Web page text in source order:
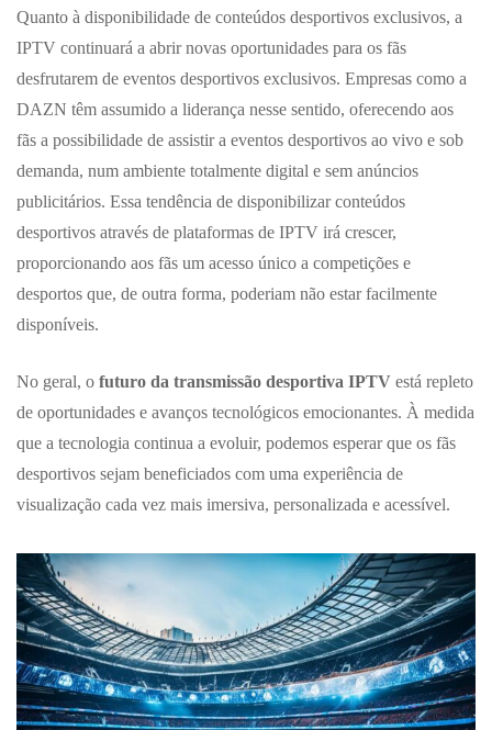
Quanto à disponibilidade de conteúdos desportivos exclusivos, a
IPTV continuará a abrir novas oportunidades para os fãs
desfrutarem de eventos desportivos exclusivos. Empresas como a
DAZN têm assumido a liderança nesse sentido, oferecendo aos
fãs a possibilidade de assistir a eventos desportivos ao vivo e sob
demanda, num ambiente totalmente digital e sem anúncios
publicitários. Essa tendência de disponibilizar conteúdos
desportivos através de plataformas de IPTV irá crescer,
proporcionando aos fãs um acesso único a competições e
desportos que, de outra forma, poderiam não estar facilmente
disponíveis.
No geral, o futuro da transmissão desportiva IPTV está repleto
de oportunidades e avanços tecnológicos emocionantes. À medida
que a tecnologia continua a evoluir, podemos esperar que os fãs
desportivos sejam beneficiados com uma experiência de
visualização cada vez mais imersiva, personalizada e acessível.